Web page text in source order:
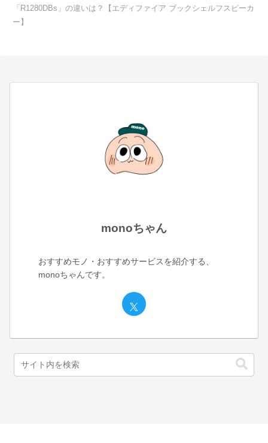
「R1280DBs」の違いは？【エディファイア ブックシェルフスピーカ
ー】
monoちゃん
おすすめモノ・おすすめサービスを紹介する、
monoちゃんです。